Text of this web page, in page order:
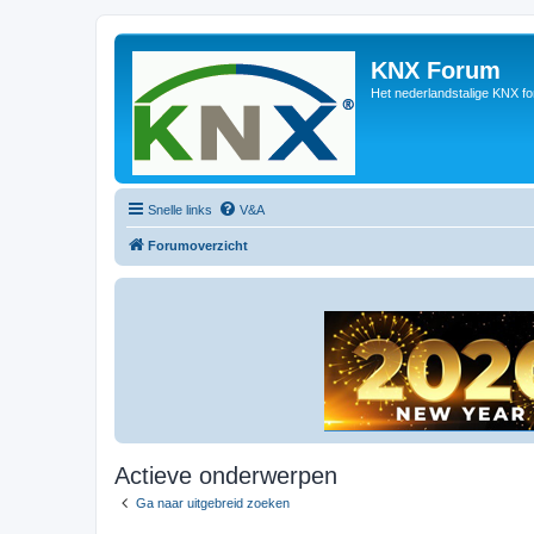
KNX Forum
Het nederlandstalige KNX
Snelle links V&A
Forumoverzicht
Actieve onderwerpen
Ga naar uitgebreid zoeken